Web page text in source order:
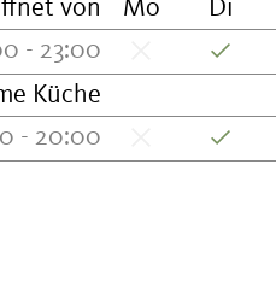
von Mo Di
- 23:00
Küche
- 20:00